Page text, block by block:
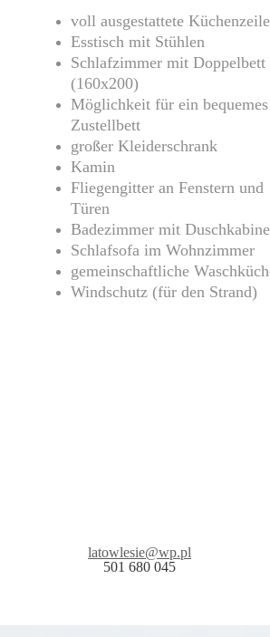
voll ausgestattete Küchenzeile
Esstisch mit Stühlen
Schlafzimmer mit Doppelbett
(160x200)
Möglichkeit für ein bequemes
Zustellbett
großer Kleiderschrank
Kamin
Fliegengitter an Fenstern und
Türen
Badezimmer mit Duschkabine
Schlafsofa im Wohnzimmer
gemeinschaftliche
Windschutz (für den Strand)
latowlesie@wp.pl
501 680 045